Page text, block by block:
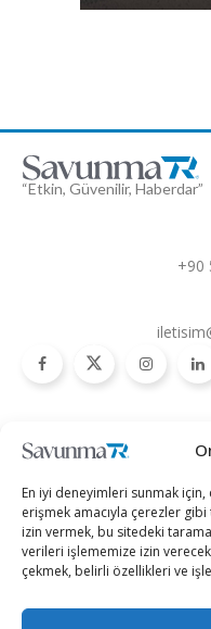
En iyi deneyimleri sunmak
erişmek amacıyla çerezler
izin vermek, bu sitedeki
verileri işlememize izin
çekmek, belirli özellikleri ve
“Etkin, Güvenilir, Haberdar”
+90
Savunma Sanayii
Hava Platformları
Kara Platformları
Deniz Platformları
İnsansız Sistemler